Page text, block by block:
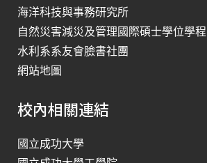
海洋科技與事務研究所
自然災害減災及管理國際碩士學位學程
水利系系友會臉書社團
網站地圖
校內相關連結
國立成功大學